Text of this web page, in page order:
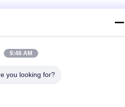
sociaux
9:46 AM
you looking for?